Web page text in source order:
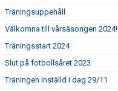
Träningsuppehåll
Välkomna till vårsäsongen 2024!
Träningsstart 2024
Slut på fotbollsåret 2023
Träningen inställd i dag 29/11